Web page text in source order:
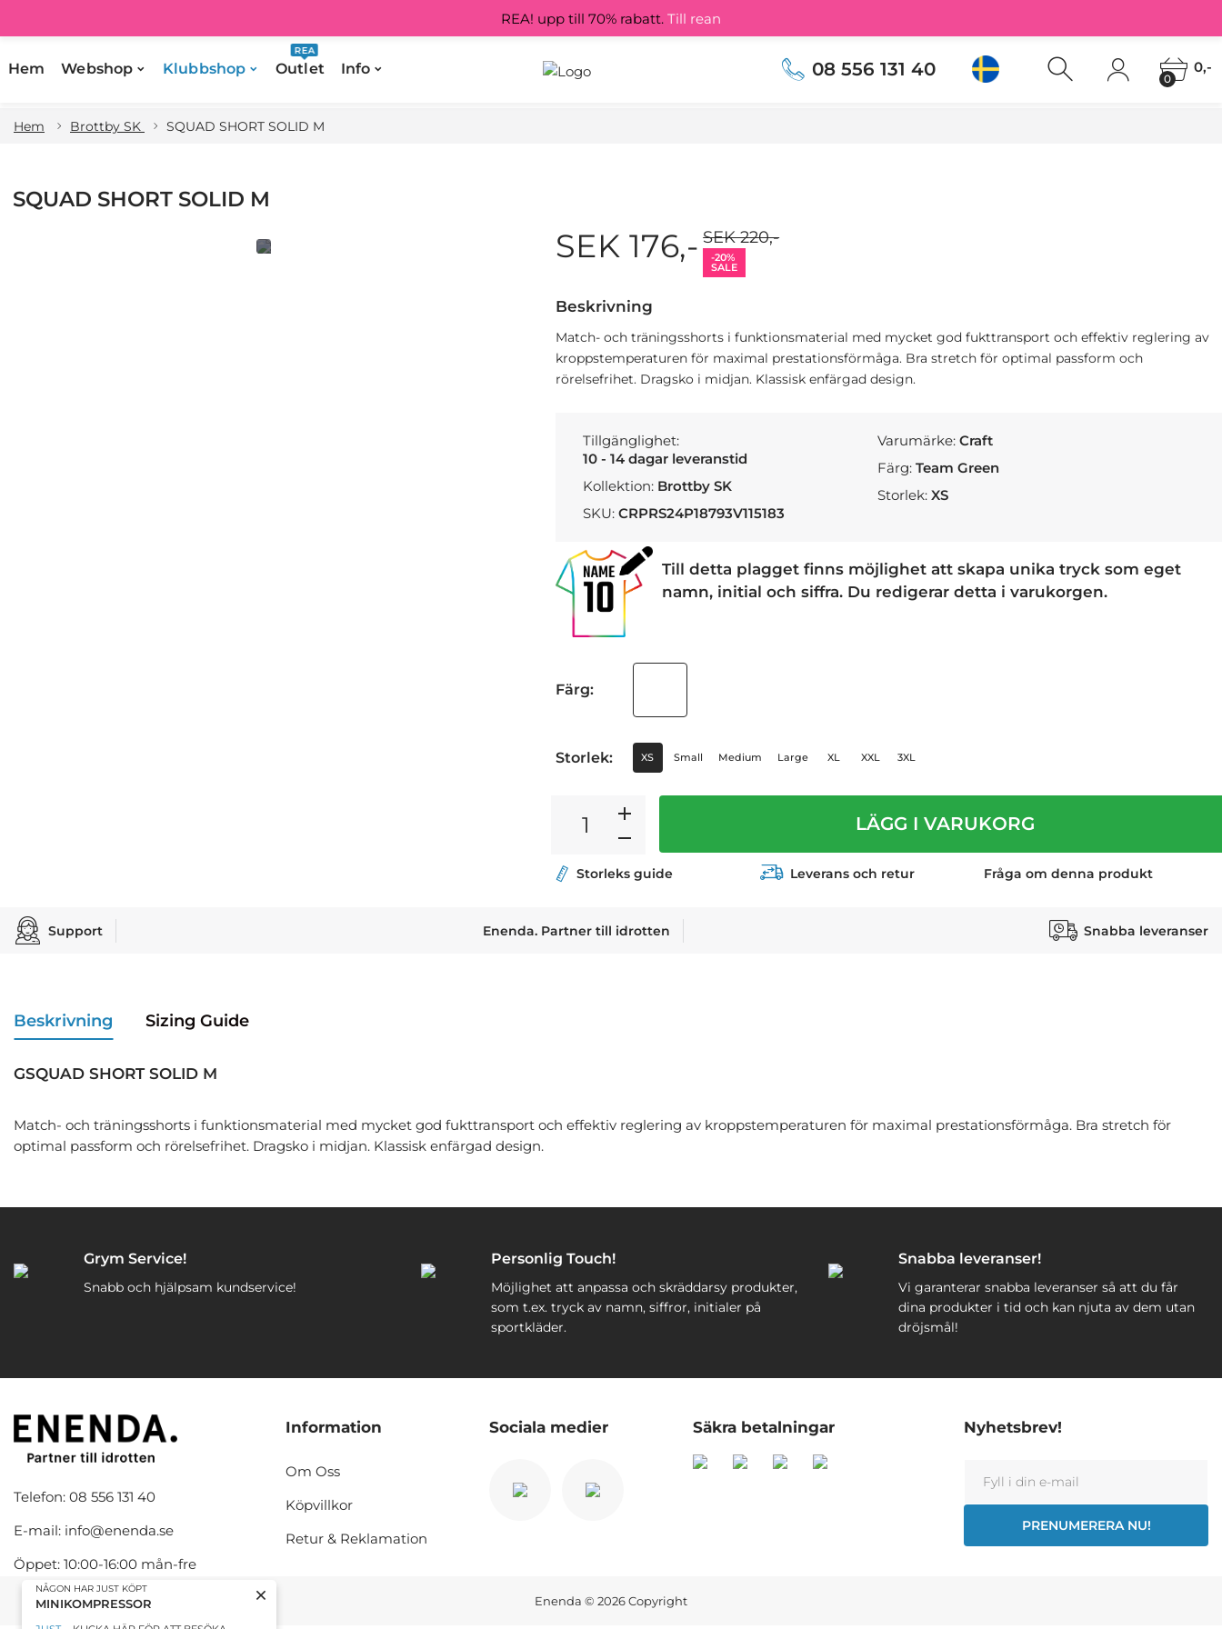
Hem Webshop Klubbshop Outlet
REA
Info 08 556 131 40 0
0,-
REA! upp till 70% rabatt. Till rean
Hem Brottby SK SQUAD SHORT SOLID M
SQUAD SHORT SOLID M
SEK 176,- SEK 220,-
-20%
SALE
Beskrivning
Match- och träningsshorts i funktionsmaterial med mycket god fukttransport och effektiv reglering av
kroppstemperaturen för maximal prestationsförmåga. Bra stretch för optimal passform och
rörelsefrihet. Dragsko i midjan. Klassisk enfärgad design.
Tillgänglighet:
10 - 14 dagar leveranstid
Kollektion: Brottby SK
SKU: CRPRS24P18793V115183
Varumärke:Craft
Färg:Team Green
Storlek:XS
Till detta plagget finns möjlighet att skapa unika tryck som eget
namn, initial och siffra. Du redigerar detta i varukorgen.
Färg:
Storlek: XS Small Medium Large XL XXL 3XL
LÄGG I VARUKORG
Storleks guide Leverans och retur Fråga om denna produkt
Support Enenda. Partner till idrotten Snabba leveranser
Beskrivning Sizing Guide
GSQUAD SHORT SOLID M
Match- och träningsshorts i funktionsmaterial med mycket god fukttransport och effektiv reglering av kroppstemperaturen för maximal prestationsförmåga. Bra stretch för
optimal passform och rörelsefrihet. Dragsko i midjan. Klassisk enfärgad design.
Grym Service!
Snabb och hjälpsam kundservice!
Personlig Touch!
Möjlighet att anpassa och skräddarsy produkter,
som t.ex. tryck av namn, siffror, initialer på
sportkläder.
Snabba leveranser!
Vi garanterar snabba leveranser så att du får
dina produkter i tid och kan njuta av dem utan
dröjsmål!
Telefon: 08 556 131 40
E-mail: info@enenda.se
Öppet: 10:00-16:00 mån-fre
Information
Om Oss
Köpvillkor
Retur & Reklamation
Sociala medier Säkra betalningar Nyhetsbrev!
PRENUMERERA NU!
Enenda © 2026 Copyright
NÅGON HAR JUST KÖPT
MINIKOMPRESSOR